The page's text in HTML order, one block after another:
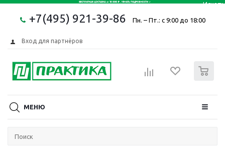
+7(495) 921-39-86 Пн. – Пт.: с 9:00 до 18:00
Вход для партнёров
МЕНЮ